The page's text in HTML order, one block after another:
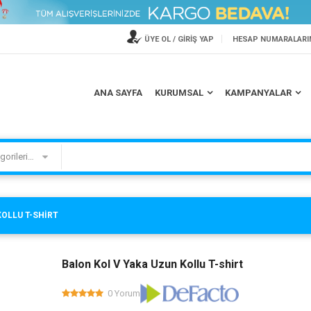
ÜYE OL / GİRİŞ YAP HESAP
ANA SAYFA KURUMSAL KAMPANYALAR
Kategorilerimiz
T-SHIRT
Balon Kol V Yaka Uzun Kollu T-shirt
0 Yorum